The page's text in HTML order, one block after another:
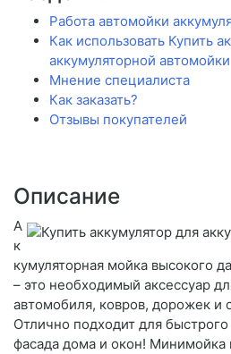
Работа автомойки
Как использовать Купить
аккумуляторной автомойки
Мнение специалиста
Как заказать?
Отзывы покупателей
Описание
А
к
кумуляторная мойка высокого
– это необходимый аксессуар
автомобиля, ковров, дорожек и
Отлично подходит для
фасада дома и окон! Минимойка